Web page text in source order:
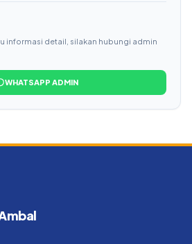
informasi detail, silakan hubungi admin
WHATSAPP ADMIN